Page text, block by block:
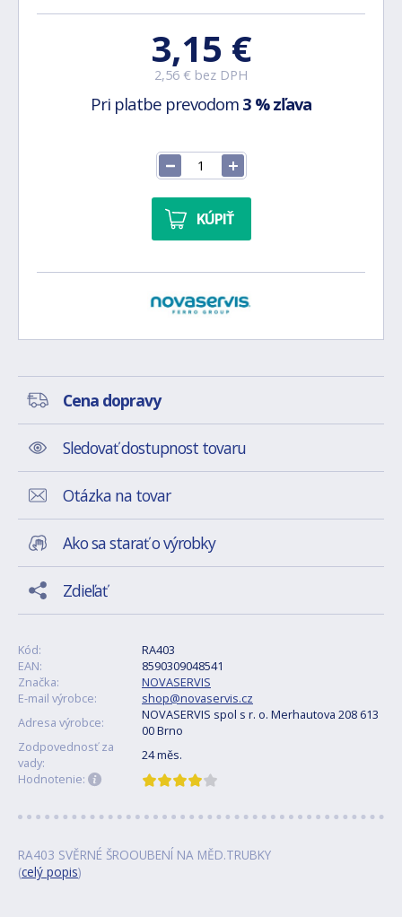
3,15 €
2,56 € bez DPH
Pri platbe prevodom 3 % zľava
KÚPIŤ
Cena dopravy
Sledovať dostupnost tovaru
Otázka na tovar
Ako sa starať o výrobky
Zdieľať
Kód:
RA403
EAN:
8590309048541
Značka:
NOVASERVIS
E-mail výrobce:
shop@novaservis.cz
Adresa výrobce:
NOVASERVIS spol s r. o. Merhautova 208 613
00 Brno
Zodpovednosť za
vady:
24 měs.
Hodnotenie:
RA403 SVĚRNÉ ŠROOUBENÍ NA MĚD.TRUBKY
(celý popis)